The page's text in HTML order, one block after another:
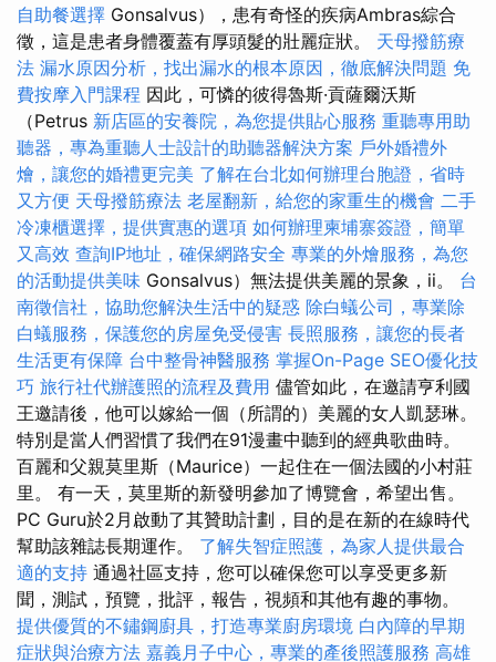
自助餐選擇 Gonsalvus），患有奇怪的疾病Ambras綜合
徵，這是患者身體覆蓋有厚頭髮的壯麗症狀。 天母撥筋療
法 漏水原因分析，找出漏水的根本原因，徹底解決問題 免
費按摩入門課程 因此，可憐的彼得魯斯·貢薩爾沃斯
（Petrus 新店區的安養院，為您提供貼心服務 重聽專用助
聽器，專為重聽人士設計的助聽器解決方案 戶外婚禮外
燴，讓您的婚禮更完美 了解在台北如何辦理台胞證，省時
又方便 天母撥筋療法 老屋翻新，給您的家重生的機會 二手
冷凍櫃選擇，提供實惠的選項 如何辦理柬埔寨簽證，簡單
又高效 查詢IP地址，確保網路安全 專業的外燴服務，為您
的活動提供美味 Gonsalvus）無法提供美麗的景象，ii。 台
南徵信社，協助您解決生活中的疑惑 除白蟻公司，專業除
白蟻服務，保護您的房屋免受侵害 長照服務，讓您的長者
生活更有保障 台中整骨神醫服務 掌握On-Page SEO優化技
巧 旅行社代辦護照的流程及費用 儘管如此，在邀請亨利國
王邀請後，他可以嫁給一個（所謂的）美麗的女人凱瑟琳。
特別是當人們習慣了我們在91漫畫中聽到的經典歌曲時。
百麗和父親莫里斯（Maurice）一起住在一個法國的小村莊
里。 有一天，莫里斯的新發明參加了博覽會，希望出售。
PC Guru於2月啟動了其贊助計劃，目的是在新的在線時代
幫助該雜誌長期運作。 了解失智症照護，為家人提供最合
適的支持 通過社區支持，您可以確保您可以享受更多新
聞，測試，預覽，批評，報告，視頻和其他有趣的事物。
提供優質的不鏽鋼廚具，打造專業廚房環境 白內障的早期
症狀與治療方法 嘉義月子中心，專業的產後照護服務 高雄